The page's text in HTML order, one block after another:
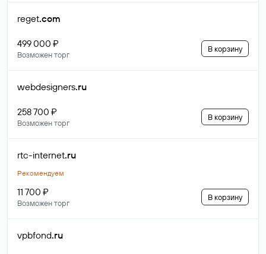
reget.com
499 000 ₽
Возможен торг
В корзину
webdesigners.ru
258 700 ₽
Возможен торг
В корзину
rtc-internet.ru
Рекомендуем
11 700 ₽
Возможен торг
В корзину
vpbfond.ru